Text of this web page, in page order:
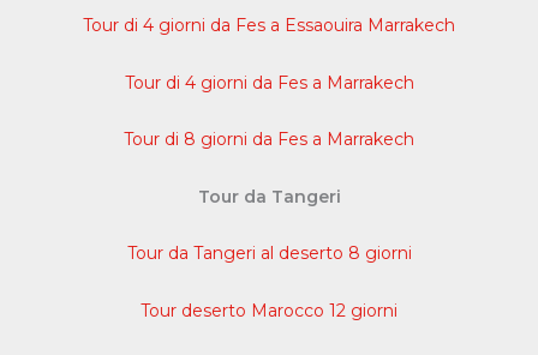
Tour di 4 giorni da Fes a Essaouira Marrakech
Tour di 4 giorni da Fes a Marrakech
Tour di 8 giorni da Fes a Marrakech
Tour da Tangeri
Tour da Tangeri al deserto 8 giorni
Tour deserto Marocco 12 giorni